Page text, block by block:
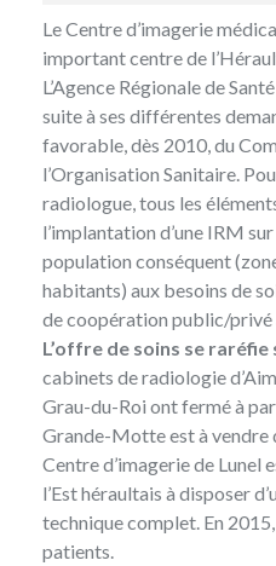
Le Centre d’imagerie
important centre de
L’Agence Régionale de
suite à ses différentes
favorable, dès 2010, du
l’Organisation Sanitaire.
radiologue, tous les
l’implantation d’une IRM
population conséquent
habitants) aux besoins de
de coopération public/privé
L’offre de soins se raréfie
cabinets de radiologie
Grau-du-Roi ont fermé à
Grande-Motte est à vendre
Centre d’imagerie de Lunel
l’Est héraultais à disposer
technique complet. En
patients.